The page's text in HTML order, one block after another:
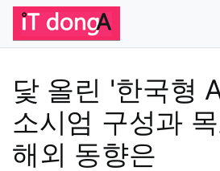
닻 올린 '한국형
소시엄 구성과
해외 동향은